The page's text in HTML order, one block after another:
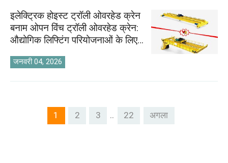
इलेक्ट्रिक होइस्ट ट्रॉली ओवरहेड क्रेन
बनाम ओपन विंच ट्रॉली ओवरहेड क्रेन:
औद्योगिक लिफ्टिंग परियोजनाओं के लिए
चयन गाइड
जनवरी 04, 2026
1 2 3 .. 22 अगला